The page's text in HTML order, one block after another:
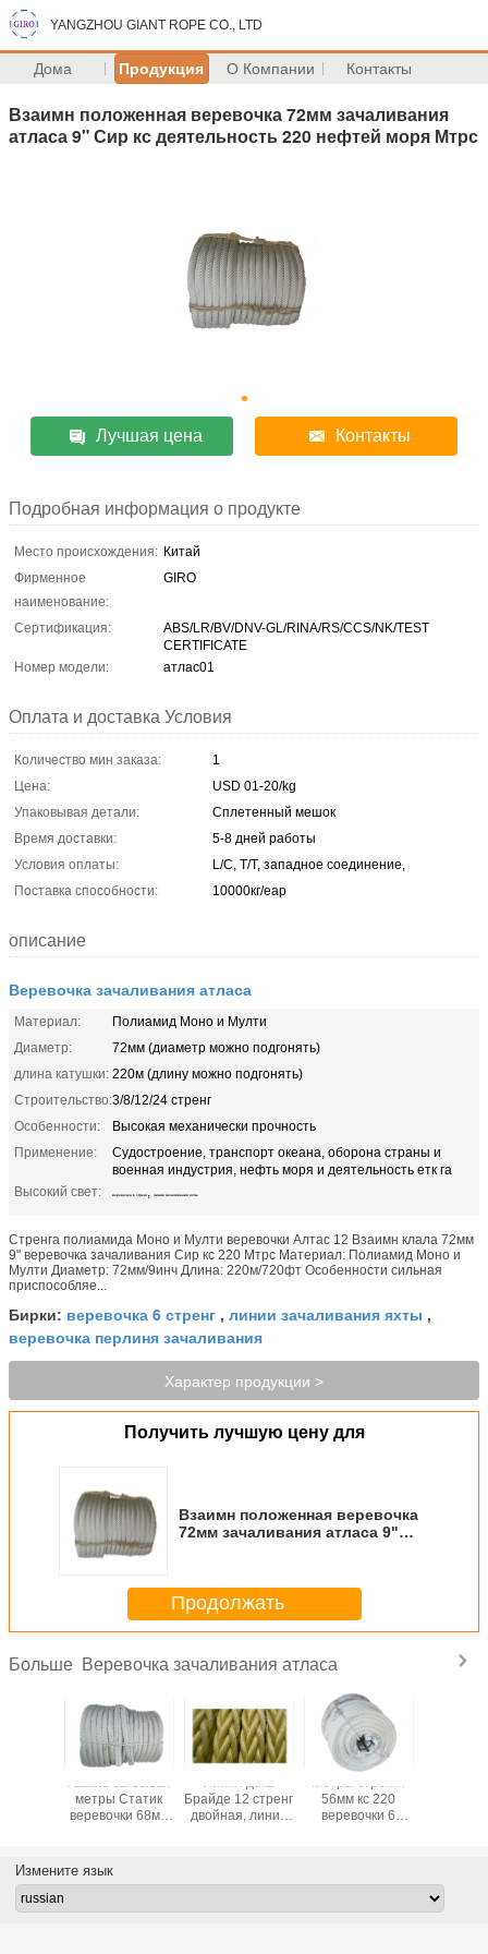
YANGZHOU GIANT ROPE CO., LTD
Дома Продукция О Компании Контакты
Взаимн положенная веревочка 72мм зачаливания
атласа 9" Сир кс деятельность 220 нефтей моря Мтрс
Лучшая цена Контакты
Подробная информация о продукте
Место происхождения: Китай
Фирменное
наименование:
GIRO
Сертификация:
ABS/LR/BV/DNV-GL/RINA/RS/CCS/NK/TEST
CERTIFICATE
Номер модели:
атлас01
Оплата и доставка Условия
Количество мин заказа:
1
Цена:
USD 01-20/kg
Упаковывая детали:
Сплетенный мешок
Время доставки:
5-8 дней работы
Условия оплаты:
L/C, T/T, западное соединение,
Поставка способности:
10000кг/еар
описание
Веревочка зачаливания атласа
Материал:
Полиамид Моно и Мулти
Диаметр:
72мм (диаметр можно подгонять)
длина катушки: 220м (длину можно подгонять)
Строительство:3/8/12/24 стренг
Особенности:
Высокая механически прочность
Применение:
Судостроение, транспорт океана, оборона страны и
военная индустрия, нефть моря и деятельность етк га
Высокий свет:
веревочка 6 стренг , линии зачаливания яхты
Стренга полиамида Моно и Мулти веревочки Алтас 12 Взаимн клала 72мм
9" веревочка зачаливания Сир кс 220 Мтрс Материал: Полиамид Моно и
Мулти Диаметр: 72мм/9инч Длина: 220м/720фт Особенности сильная
приспособляе...
Бирки: веревочка 6 стренг , линии зачаливания яхты ,
веревочка перлиня зачаливания
Характер продукции >
Получить лучшую цену для
Взаимн положенная веревочка
72мм зачаливания атласа 9"
Продолжать
Больше Веревочка зачаливания атласа
с
Гавань связывая
метры Статик
веревочки 68мм
атласа
отбуксировки
Линия дока
Брайде 12 стренг
двойная, линии
яхты
Метры стренги
56мм кс 220
веревочки 6
океана
отрасли
Измените язык